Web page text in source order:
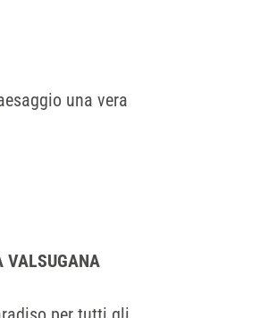
una vera
VALSUGANA